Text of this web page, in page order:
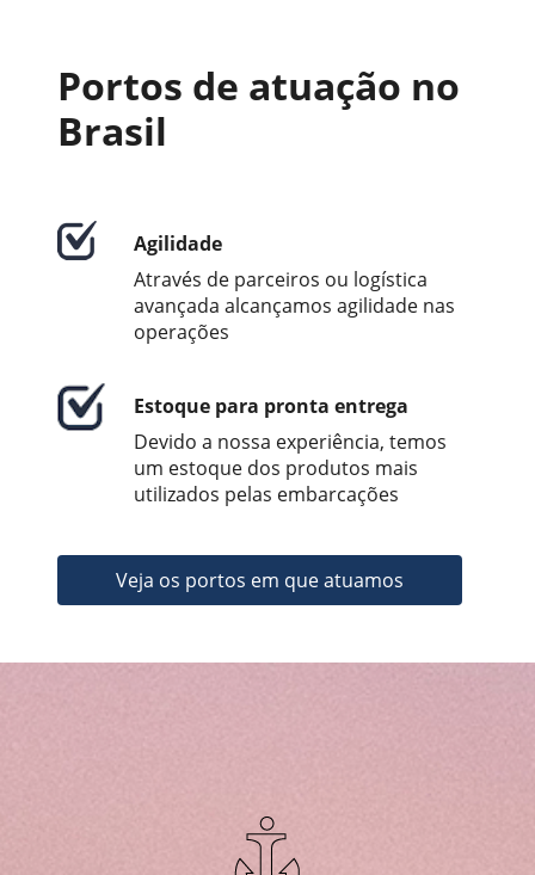
Portos de atuação no
Brasil
Agilidade
Através de parceiros ou logística
avançada alcançamos agilidade nas
operações
Estoque para pronta entrega
Devido a nossa experiência, temos
um estoque dos produtos mais
utilizados pelas embarcações
Veja os portos em que atuamos